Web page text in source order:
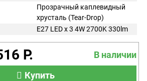
Прозрачный каплевидный
хрусталь (Tear-Drop)
E27 LED x 3 4W 2700K 330lm
Р.
В наличии
Купить